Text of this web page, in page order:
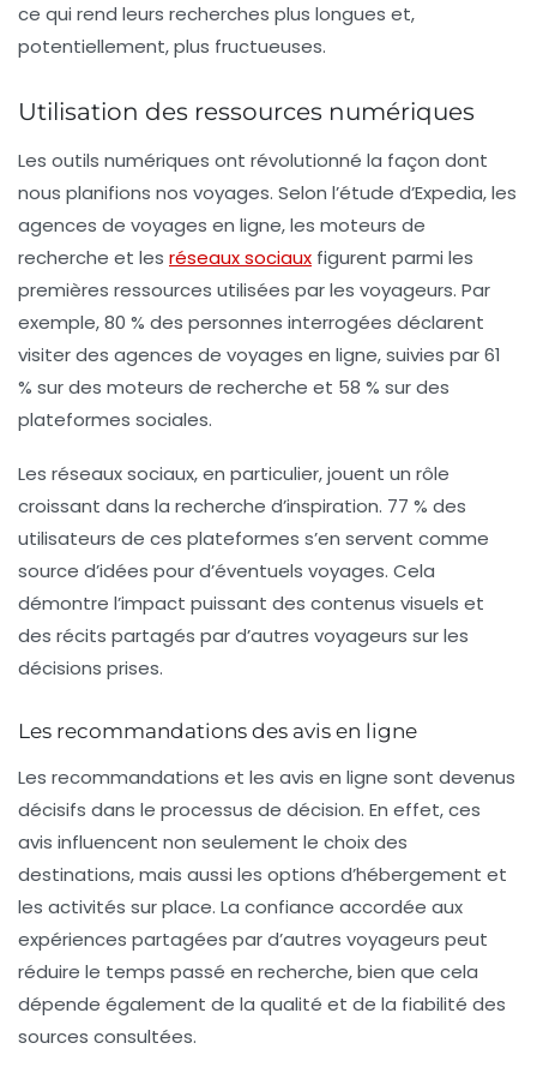
ce qui rend leurs recherches plus longues et,
potentiellement, plus fructueuses.
Utilisation des ressources numériques
Les outils numériques ont révolutionné la façon dont
nous planifions nos voyages. Selon l’étude d’Expedia, les
agences de voyages en ligne, les moteurs de
recherche et les réseaux sociaux figurent parmi les
premières ressources utilisées par les voyageurs. Par
exemple,80 % des personnes interrogées déclarent
visiter des agences de voyages en ligne, suivies par61
% sur des moteurs de recherche et 58 % sur des
plateformes sociales.
Les réseaux sociaux, en particulier, jouent un rôle
croissant dans la recherche d’inspiration. 77 % des
utilisateurs de ces plateformes s’en servent comme
source d’idées pour d’éventuels voyages. Cela
démontre l’impact puissant des contenus visuels et
des récits partagés par d’autres voyageurs sur les
décisions prises.
Les recommandations des avis en ligne
Les recommandations et les avis en ligne sont devenus
décisifs dans le processus de décision. En effet, ces
avis influencent non seulement le choix des
destinations, mais aussi les options d’hébergement et
les activités sur place. La confiance accordée aux
expériences partagées par d’autres voyageurs peut
réduire le temps passé en recherche, bien que cela
dépende également de la qualité et de la fiabilité des
sources consultées.